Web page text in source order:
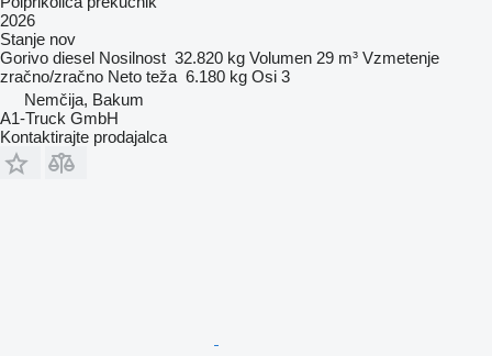
2026
Stanje nov
Gorivo diesel Nosilnost 32.820 kg Volumen 29 m³ Vzmetenje
zračno/zračno Neto teža 6.180 kg Osi 3
Nemčija, Bakum
A1-Truck GmbH
Kontaktirajte prodajalca